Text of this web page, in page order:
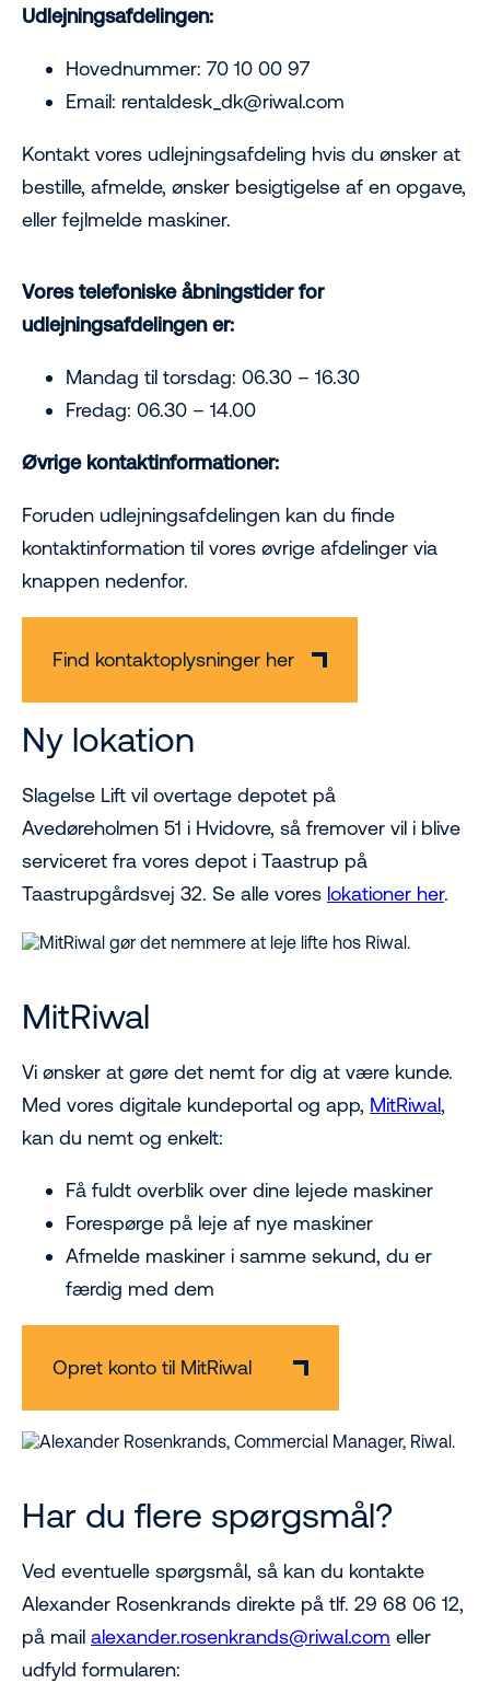
Udlejningsafdelingen:
Hovednummer: 70 10 00 97
Email: rentaldesk_dk@riwal.com
Kontakt vores udlejningsafdeling hvis du ønsker at
bestille, afmelde, ønsker besigtigelse af en opgave,
eller fejlmelde maskiner.
Vores telefoniske åbningstider for
udlejningsafdelingen er:
Mandag til torsdag: 06.30 – 16.30
Fredag: 06.30 – 14.00
Øvrige kontaktinformationer:
Foruden udlejningsafdelingen kan du finde
kontaktinformation til vores øvrige afdelinger via
knappen nedenfor.
Find kontaktoplysninger her
Ny lokation
Slagelse Lift vil overtage depotet på
Avedøreholmen 51 i Hvidovre, så fremover vil i blive
serviceret fra vores depot i Taastrup på
Taastrupgårdsvej 32. Se alle vores lokationer her.
MitRiwal
Vi ønsker at gøre det nemt for dig at være kunde.
Med vores digitale kundeportal og app, MitRiwal,
kan du nemt og enkelt:
Få fuldt overblik over dine lejede maskiner
Forespørge på leje af nye maskiner
Afmelde maskiner i samme sekund, du er
færdig med dem
Opret konto til MitRiwal
Har du flere spørgsmål?
Ved eventuelle spørgsmål, så kan du kontakte
Alexander Rosenkrands direkte på tlf. 29 68 06 12,
på mail alexander.rosenkrands@riwal.com eller
udfyld formularen: